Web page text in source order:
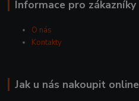
Informace pro zákazníky
O nás
Kontakty
Jak u nás nakoupit online